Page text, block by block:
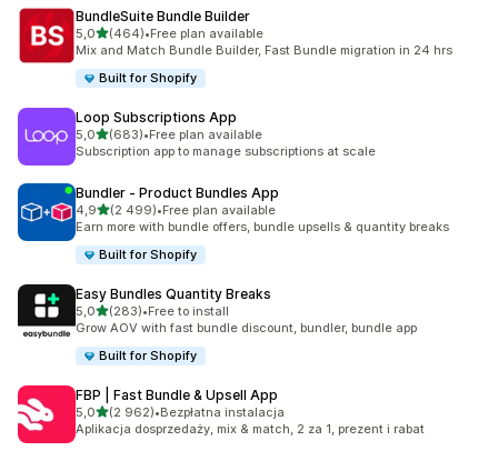
BundleSuite Bundle Builder
5,0na 5 gwiazdek
(464)
Łączna liczba recenzji: 464
•Free plan available
Mix and Match Bundle Builder, Fast Bundle migration in 24 hrs
Built for Shopify
Loop Subscriptions App
5,0na 5 gwiazdek
(683)
Łączna liczba recenzji: 683
•Free plan available
Subscription app to manage subscriptions at scale
Bundler ‑ Product Bundles App
4,9na 5 gwiazdek
(2 499)
Łączna liczba recenzji: 2499
•Free plan available
Earn more with bundle offers, bundle upsells & quantity breaks
Built for Shopify
Easy Bundles Quantity Breaks
5,0na 5 gwiazdek
(283)
Łączna liczba recenzji: 283
•Free to install
Grow AOV with fast bundle discount, bundler, bundle app
Built for Shopify
FBP | Fast Bundle & Upsell App
5,0na 5 gwiazdek
(2 962)
Łączna liczba recenzji: 2962
•Bezpłatna instalacja
Aplikacja dosprzedaży, mix & match, 2 za 1, prezent i rabat